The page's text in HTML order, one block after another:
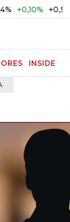
+0,98% UVR
INSIDE